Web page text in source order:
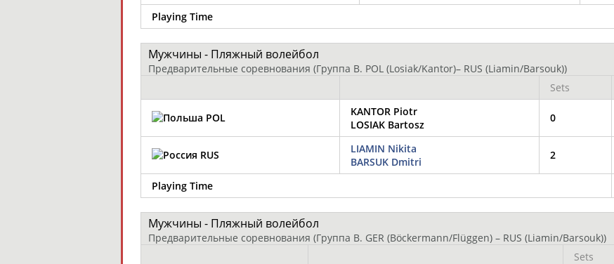
Playing Time
Мужчины - Пляжный волейбол
Предварительные соревнования (Группа В. POL (Losiak/Kantor)– RUS (Liamin/Barsouk))
Sets
POL
KANTOR Piotr
LOSIAK Bartosz
0
RUS
LIAMIN Nikita
BARSUK Dmitri
2
Playing Time
Мужчины - Пляжный волейбол
Предварительные соревнования (Группа В. GER (Böckermann/Flüggen) – RUS (Liamin/Barsouk))
Sets